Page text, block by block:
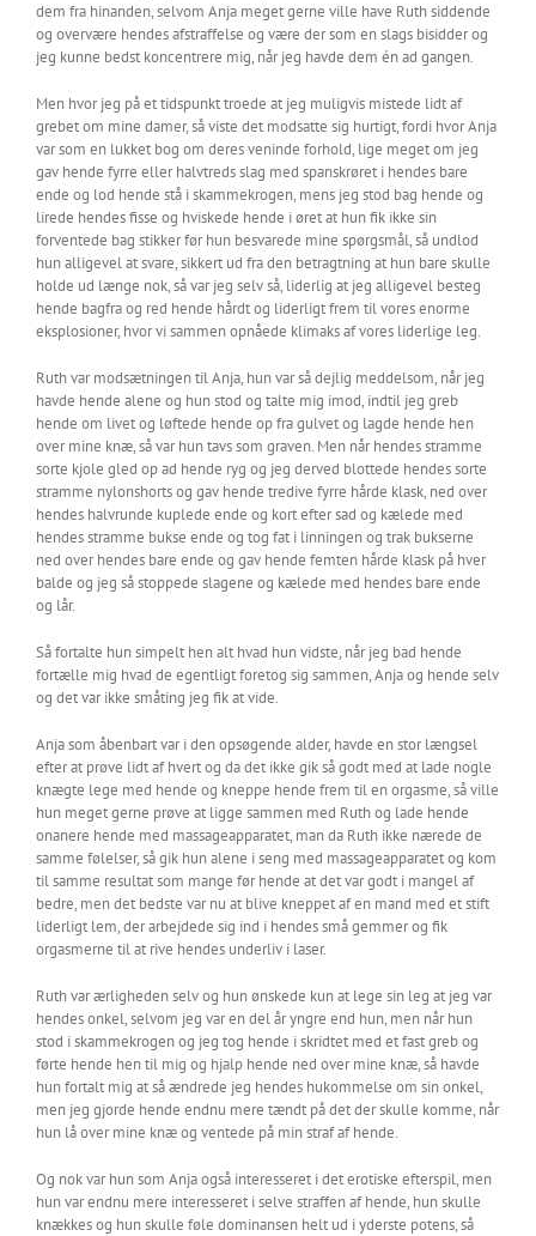
dem fra hinanden, selvom Anja meget gerne ville have Ruth siddende
og overvære hendes afstraffelse og være der som en slags bisidder og
jeg kunne bedst koncentrere mig, når jeg havde dem én ad gangen.
Men hvor jeg på et tidspunkt troede at jeg muligvis mistede lidt af
grebet om mine damer, så viste det modsatte sig hurtigt, fordi hvor Anja
var som en lukket bog om deres veninde forhold, lige meget om jeg
gav hende fyrre eller halvtreds slag med spanskrøret i hendes bare
ende og lod hende stå i skammekrogen, mens jeg stod bag hende og
lirede hendes fisse og hviskede hende i øret at hun fik ikke sin
forventede bag stikker før hun besvarede mine spørgsmål, så undlod
hun alligevel at svare, sikkert ud fra den betragtning at hun bare skulle
holde ud længe nok, så var jeg selv så, liderlig at jeg alligevel besteg
hende bagfra og red hende hårdt og liderligt frem til vores enorme
eksplosioner, hvor vi sammen opnåede klimaks af vores liderlige leg.
Ruth var modsætningen til Anja, hun var så dejlig meddelsom, når jeg
havde hende alene og hun stod og talte mig imod, indtil jeg greb
hende om livet og løftede hende op fra gulvet og lagde hende hen
over mine knæ, så var hun tavs som graven. Men når hendes stramme
sorte kjole gled op ad hende ryg og jeg derved blottede hendes sorte
stramme nylonshorts og gav hende tredive fyrre hårde klask, ned over
hendes halvrunde kuplede ende og kort efter sad og kælede med
hendes stramme bukse ende og tog fat i linningen og trak bukserne
ned over hendes bare ende og gav hende femten hårde klask på hver
balde og jeg så stoppede slagene og kælede med hendes bare ende
og lår.
Så fortalte hun simpelt hen alt hvad hun vidste, når jeg bad hende
fortælle mig hvad de egentligt foretog sig sammen, Anja og hende selv
og det var ikke småting jeg fik at vide.
Anja som åbenbart var i den opsøgende alder, havde en stor længsel
efter at prøve lidt af hvert og da det ikke gik så godt med at lade nogle
knægte lege med hende og kneppe hende frem til en orgasme, så ville
hun meget gerne prøve at ligge sammen med Ruth og lade hende
onanere hende med massageapparatet, man da Ruth ikke nærede de
samme følelser, så gik hun alene i seng med massageapparatet og kom
til samme resultat som mange før hende at det var godt i mangel af
bedre, men det bedste var nu at blive kneppet af en mand med et stift
liderligt lem, der arbejdede sig ind i hendes små gemmer og fik
orgasmerne til at rive hendes underliv i laser.
Ruth var ærligheden selv og hun ønskede kun at lege sin leg at jeg var
hendes onkel, selvom jeg var en del år yngre end hun, men når hun
stod i skammekrogen og jeg tog hende i skridtet med et fast greb og
førte hende hen til mig og hjalp hende ned over mine knæ, så havde
hun fortalt mig at så ændrede jeg hendes hukommelse om sin onkel,
men jeg gjorde hende endnu mere tændt på det der skulle komme, når
hun lå over mine knæ og ventede på min straf af hende.
Og nok var hun som Anja også interesseret i det erotiske efterspil, men
hun var endnu mere interesseret i selve straffen af hende, hun skulle
knækkes og hun skulle føle dominansen helt ud i yderste potens, så